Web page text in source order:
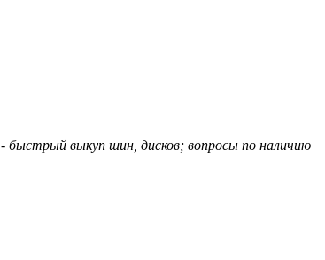
- быстрый выкуп шин, дисков; вопросы по наличию